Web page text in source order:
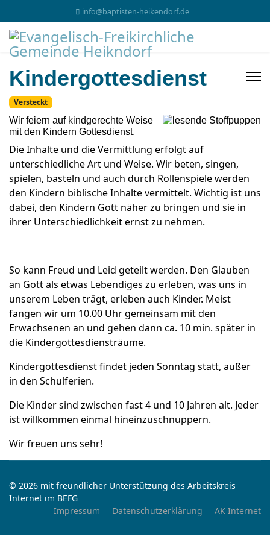
info@baptisten-heikendorf.de
Kindergottesdienst
Versteckt
Wir feiern auf kindgerechte Weise
mit den Kindern Gottesdienst.
Die Inhalte und die Vermittlung erfolgt auf
unterschiedliche Art und Weise. Wir beten, singen,
spielen, basteln und auch durch Rollenspiele werden
den Kindern biblische Inhalte vermittelt. Wichtig ist uns
dabei, den Kindern Gott näher zu bringen und sie in
ihrer Unterschiedlichkeit ernst zu nehmen.
So kann Freud und Leid geteilt werden. Den Glauben
an Gott als etwas Lebendiges zu erleben, was uns in
unserem Leben trägt, erleben auch Kinder. Meist
fangen wir um 10.00 Uhr gemeinsam mit den
Erwachsenen an und gehen dann ca. 10 min. später in
die Kindergottesdiensträume.
Kindergottesdienst findet jeden Sonntag statt, außer
in den Schulferien.
Die Kinder sind zwischen fast 4 und 10 Jahren alt. Jeder
ist willkommen einmal hineinzuschnuppern.
Wir freuen uns sehr!
© 2026 mit freundlicher Unterstützung des Arbeitskreis
Internet im BEFG
Impressum
Datenschutzerklärung AK Internet